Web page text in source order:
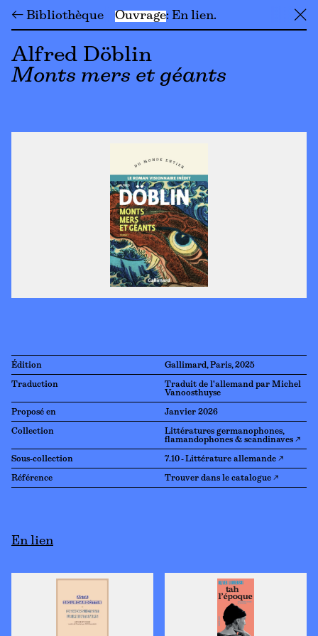
← Bibliothèque Ouvrage En lien ╳
Alfred Döblin
Monts mers et géants
Édition Gallimard, Paris, 2025
Traduction
Traduit de l'allemand par Michel
Vanoosthuyse
Proposé en Janvier 2026
Collection
Littératures germanophones,
flamandophones & scandinaves ↗
Sous-collection 7.10 - Littérature allemande ↗
Référence Trouver dans le catalogue ↗
En lien